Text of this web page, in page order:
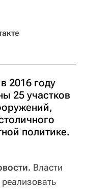
2016 году
25 участков
политике.
Власти